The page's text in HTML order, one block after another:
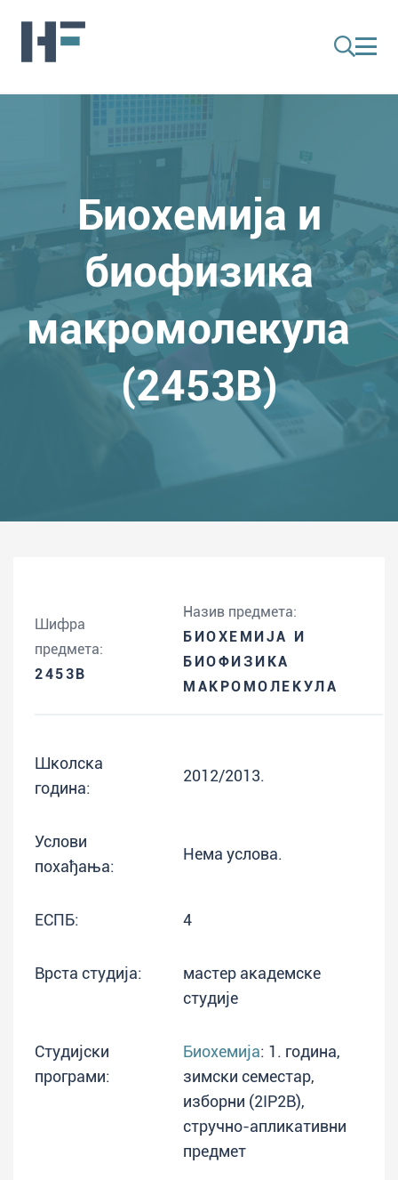
Биохемија и
биофизика
макромолекула
(2453B)
Шифра
предмета:
2453B
Назив предмета:
БИОХЕМИЈА И
БИОФИЗИКА
МАКРОМОЛЕКУЛА
Школска
година:
2012/2013.
Услови
похађања:
Нема услова.
ЕСПБ: 4
Врста студија:
мастер академске
студије
Студијски
програми:
Биохемија: 1. година,
зимски семестар,
изборни (2IP2B),
стручно-апликативни
предмет